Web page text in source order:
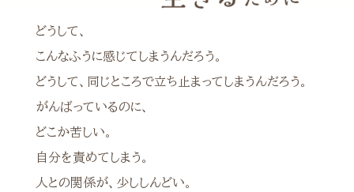
どうして、
こんなふうに感じてしまうんだろう。
どうして、同じところで立ち止まってしまうんだろう。
がんばっているのに、
どこか苦しい。
自分を責めてしまう。
人との関係が、少ししんどい。